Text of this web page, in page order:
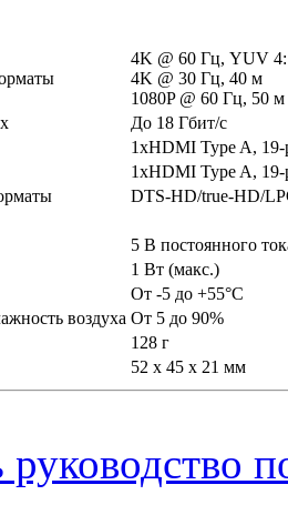
4K @ 60 Гц, YUV
4K @ 30 Гц, 40 м
1080P @ 60 Гц, 50 м
До 18 Гбит/с
1xHDMI Type A, 19-
1xHDMI Type A, 19-
DTS-HD/true-HD/
5 В постоянного
1 Вт (макс.)
От -5 до +55°С
воздуха От 5 до 90%
128 г
52 x 45 x 21 мм
руководство